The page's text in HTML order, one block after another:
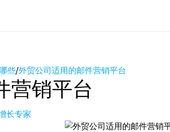
些/外贸公司适用的邮件营销平台
营销平台
长专家